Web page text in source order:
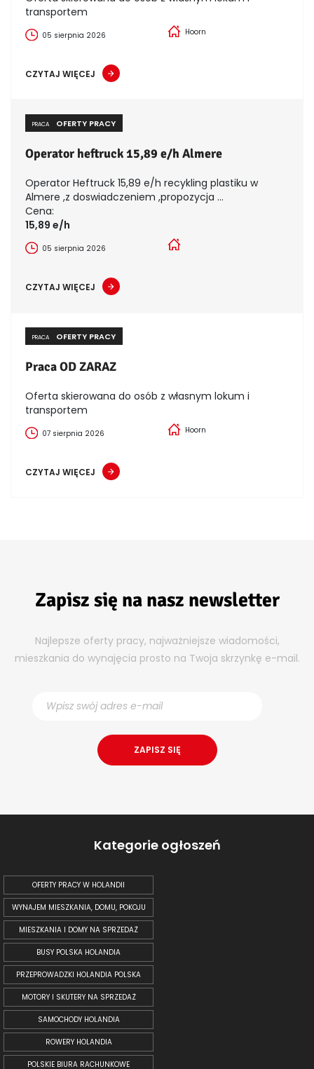
transportem
05 sierpnia 2026 Hoorn
CZYTAJ WIĘCEJ
PRACA OFERTY PRACY
Operator heftruck 15,89 e/h Almere
Operator Heftruck 15,89 e/h recykling plastiku w
Almere ,z doswiadczeniem ,propozycja ...
Cena:
15,89 e/h
05 sierpnia 2026
CZYTAJ WIĘCEJ
PRACA OFERTY PRACY
Praca OD ZARAZ
Oferta skierowana do osób z własnym lokum i
transportem
07 sierpnia 2026 Hoorn
CZYTAJ WIĘCEJ
Zapisz się na nasz newsletter
Najlepsze oferty pracy, najważniejsze wiadomości,
mieszkania do wynajęcia prosto na Twoja skrzynkę e-mail.
Kategorie ogłoszeń
OFERTY PRACY W HOLANDII
WYNAJEM MIESZKANIA, DOMU, POKOJU
MIESZKANIA I DOMY NA SPRZEDAŻ
BUSY POLSKA HOLANDIA
PRZEPROWADZKI HOLANDIA POLSKA
MOTORY I SKUTERY NA SPRZEDAŻ
SAMOCHODY HOLANDIA
ROWERY HOLANDIA
POLSKIE BIURA RACHUNKOWE